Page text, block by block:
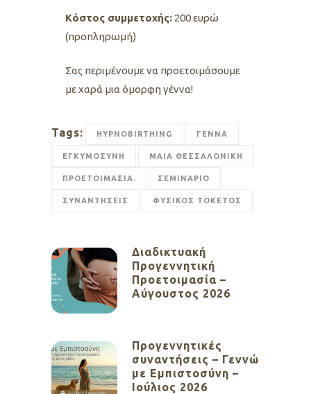
Kόστος συμμετοχής: 200 ευρώ
(προπληρωμή)
Σας περιμένουμε να προετοιμάσουμε
με χαρά μια όμορφη γέννα!
Tags: HYPNOBIRTHING ΓΕΝΝΑ
ΕΓΚΥΜΟΣΥΝΗ ΜΑΙΑ ΘΕΣΣΑΛΟΝΙΚΗ
ΠΡΟΕΤΟΙΜΑΣΙΑ ΣΕΜΙΝΑΡΙΟ
ΣΥΝΑΝΤΗΣΕΙΣ ΦΥΣΙΚΟΣ ΤΟΚΕΤΟΣ
Διαδικτυακή
Προγεννητική
Προετοιμασία –
Αύγουστος 2026
Προγεννητικές
συναντήσεις – Γεννώ
με Εμπιστοσύνη –
Ιούλιος 2026